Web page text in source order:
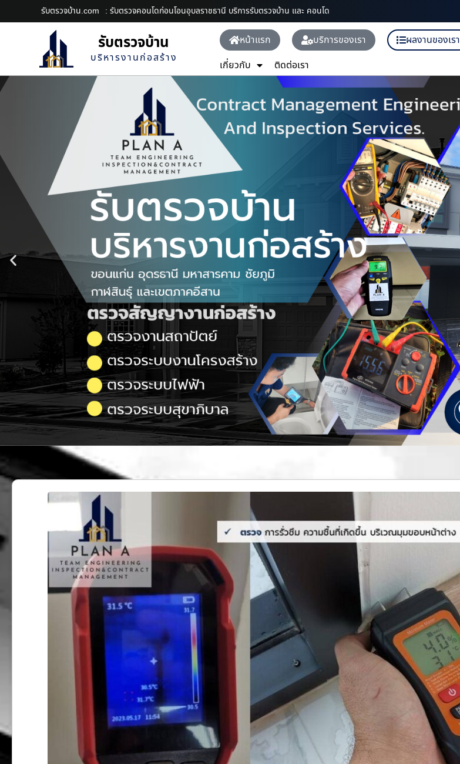
รับตรวจบ้าน.com : รับตรวจคอนโดก่อนโอนอุบลราชธานี บริการรับตรวจบ้าน และ คอนโด
รับตรวจบ้าน
บริหารงานก่อสร้าง
หน้าแรก บริการของเรา
ผลงานของเรา
เกี่ยวกับ
ติดต่อเรา